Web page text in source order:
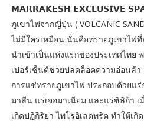
𝗠𝗔𝗥𝗥𝗔𝗞𝗘𝗦𝗛 𝗘𝗫𝗖𝗟𝗨𝗦𝗜𝗩𝗘 𝗦𝗣𝗔
ภูเขาไฟจากญี่ปุ่น ( VOLCANIC
ไม่มีใครเหมือน นั่นคือทรายภูเขาไฟ
นำเข้าเป็นแห่งแรกของประเทศไท
เปอร์เซ็นต์ช่วยปลดล็อคความอ่อนล้
การแช่ทรายภูเขาไฟ ประกอบด้วยแ
มาลีน แร่เจอมาเนียม และแร่ซิลิก้า
เกิดปฏิกิริยา ไพโรอิเลคทริค ทำให้เ